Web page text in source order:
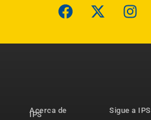
Acerca de
IPS
Sigue a IPS